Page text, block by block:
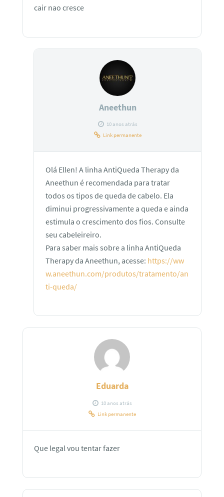
cair nao cresce
Aneethun
10 anos atrás
Link permanente
Olá Ellen! A linha AntiQueda Therapy da
Aneethun é recomendada para tratar
todos os tipos de queda de cabelo. Ela
diminui progressivamente a queda e ainda
estimula o crescimento dos fios. Consulte
seu cabeleireiro.
Para saber mais sobre a linha AntiQueda
Therapy da Aneethun, acesse: https://ww
w.aneethun.com/produtos/tratamento/an
ti-queda/
Eduarda
10 anos atrás
Link permanente
Que legal vou tentar fazer